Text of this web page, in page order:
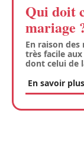
Qui doit
mariage
En raison
très facile
dont celui de
En savoir plus